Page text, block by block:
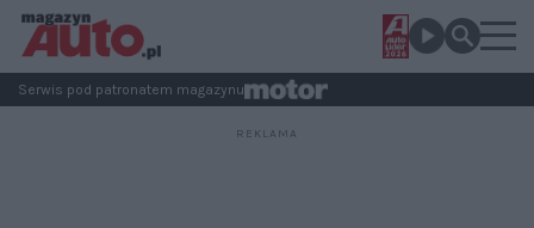
Serwis pod patronatem magazynu